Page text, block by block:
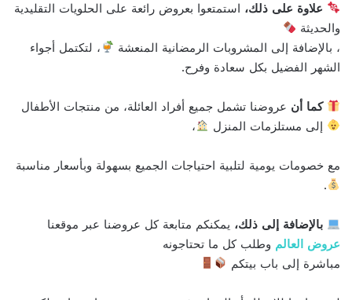
علاوة على ذلك، استمتعوا بعروض رائعة على الحلويات التقليدية
والحديثة
، بالإضافة إلى المشروبات الرمضانية المنعشة
، لتكتمل أجواء
الشهر الفضيل بكل سعادة وفرح.
كما أن عروضنا تشمل جميع أفراد العائلة، من منتجات الأطفال
إلى مستلزمات المنزل
،
مع خصومات يومية لتلبية احتياجات الجميع بسهولة وبأسعار مناسبة
.
بالإضافة إلى ذلك، يمكنكم متابعة كل عروضنا عبر موقعنا
عروض العالم وطلب كل ما تحتاجونه
مباشرة إلى باب بيتكم